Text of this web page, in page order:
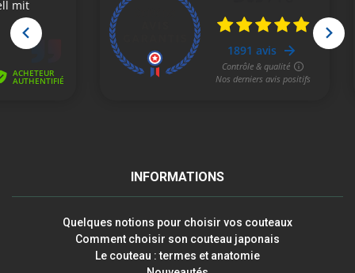
INFORMATIONS
Quelques notions pour choisir vos couteaux
Comment choisir son couteau japonais
Le couteau : termes et anatomie